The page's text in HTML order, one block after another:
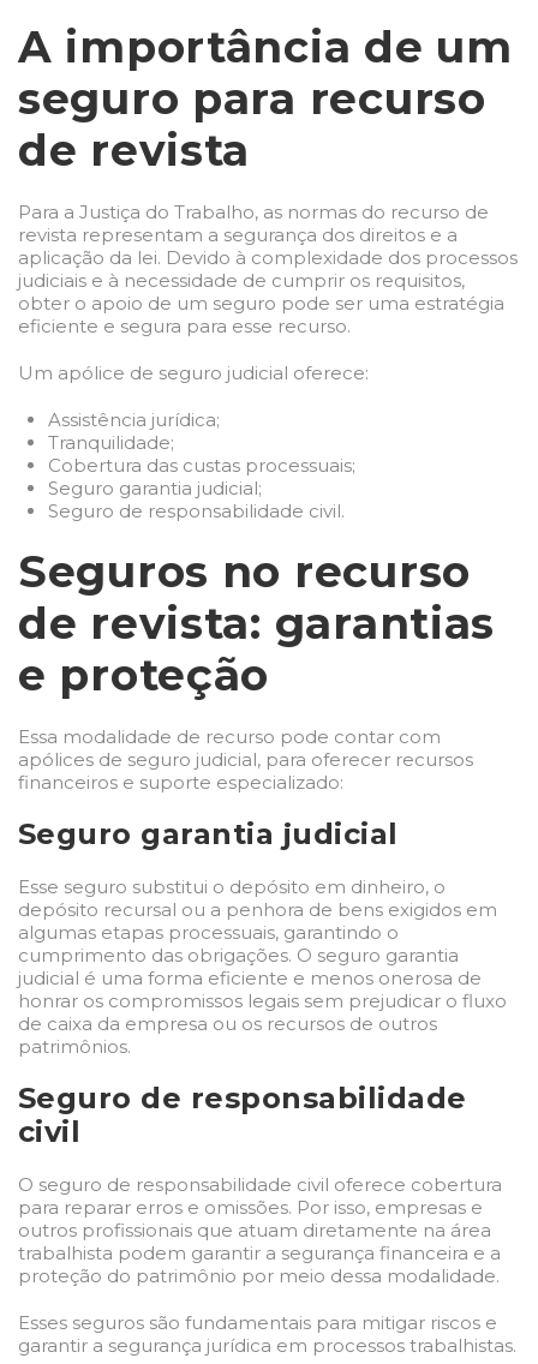
A importância de um
seguro para recurso
de revista
Para a Justiça do Trabalho, as normas do recurso de
revista representam a segurança dos direitos e a
aplicação da lei. Devido à complexidade dos processos
judiciais e à necessidade de cumprir os requisitos,
obter o apoio de um seguro pode ser uma estratégia
eficiente e segura para esse recurso.
Um apólice de seguro judicial oferece:
Assistência jurídica;
Tranquilidade;
Cobertura das custas processuais;
Seguro garantia judicial;
Seguro de responsabilidade civil.
Seguros no recurso
de revista: garantias
e proteção
Essa modalidade de recurso pode contar com
apólices de seguro judicial, para oferecer recursos
financeiros e suporte especializado:
Seguro garantia judicial
Esse seguro substitui o depósito em dinheiro, o
depósito recursal ou a penhora de bens exigidos em
algumas etapas processuais, garantindo o
cumprimento das obrigações. O seguro garantia
judicial é uma forma eficiente e menos onerosa de
honrar os compromissos legais sem prejudicar o fluxo
de caixa da empresa ou os recursos de outros
patrimônios.
Seguro de responsabilidade
civil
O seguro de responsabilidade civil oferece cobertura
para reparar erros e omissões. Por isso, empresas e
outros profissionais que atuam diretamente na área
trabalhista podem garantir a segurança financeira e a
proteção do patrimônio por meio dessa modalidade.
Esses seguros são fundamentais para mitigar riscos e
garantir a segurança jurídica em processos trabalhistas.